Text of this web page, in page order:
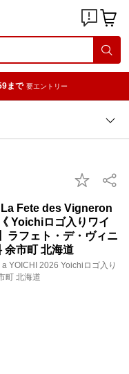
まで 要エントリー
La Fete des Vigneron
Yoichiロゴ入りワイ
ラフェト・デ・ヴィニ
余市町 北海道
YOICHI 2026 Yoichiロゴ入り
町 北海道